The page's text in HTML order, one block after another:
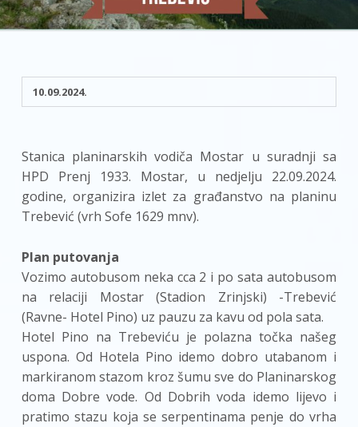
10.09.2024.
Stanica planinarskih vodiča Mostar u suradnji sa
HPD Prenj 1933. Mostar, u nedjelju 22.09.2024.
godine, organizira izlet za građanstvo na planinu
Trebević (vrh Sofe 1629 mnv).
Plan putovanja
Vozimo autobusom neka cca 2 i po sata autobusom
na relaciji Mostar (Stadion Zrinjski) -Trebević
(Ravne- Hotel Pino) uz pauzu za kavu od pola sata.
Hotel Pino na Trebeviću je polazna točka našeg
uspona. Od Hotela Pino idemo dobro utabanom i
markiranom stazom kroz šumu sve do Planinarskog
doma Dobre vode. Od Dobrih voda idemo lijevo i
pratimo stazu koja se serpentinama penje do vrha